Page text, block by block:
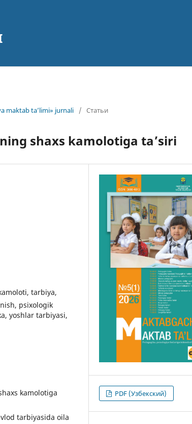
maktab ta’limi» jurnali / Статьи
shaxs kamolotiga ta’siri
tarbiya,
psixologik
yoshlar tarbiyasi,
kamolotiga
tarbiyasida oila
PDF (Узбекский)